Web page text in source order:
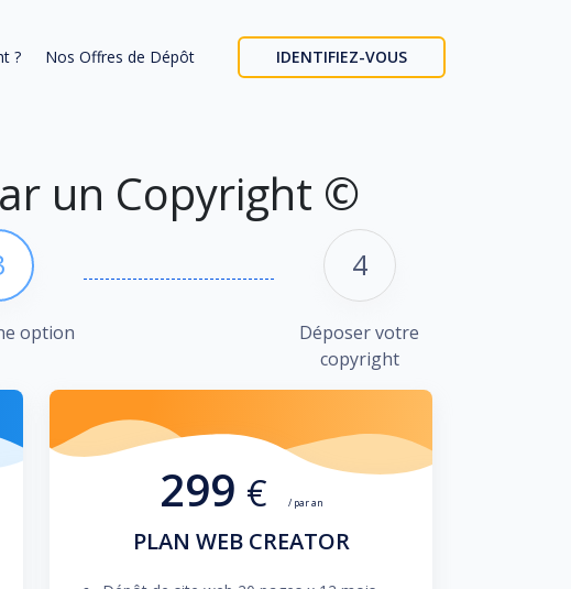
? Nos Offres de Dépôt IDENTIFIEZ-VOUS
un Copyright ©
option
4
Déposer votre
copyright
299 € / par an
PLAN WEB CREATOR